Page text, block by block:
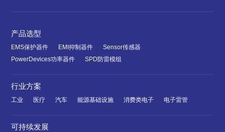
产品选型
EMS保护器件 EMI抑制器件
Sensor传感器
PowerDevices功率器件
SPD防雷模组
行业方案
工业 医疗 汽车 能源基础设施 消费类电子 电子雷管
可持续发展